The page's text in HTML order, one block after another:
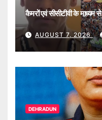
कैमरों एवं सीसीटीवी के माध्यम से
मॉनिटरिंग
AUGUST 7, 2026
DEHRADUN